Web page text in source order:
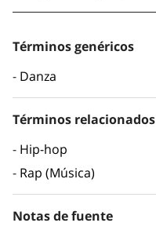
Términos genéricos
Danza
Términos relacionados
Hip-hop
Rap (Música)
Notas de fuente